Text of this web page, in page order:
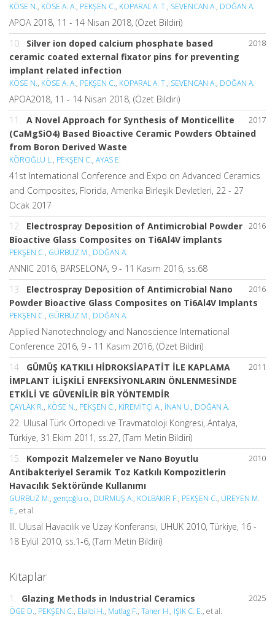
KÖSE N., KÖSE A. A., PEKŞEN C., KOPARAL A. T., SEVENCAN A., DOĞAN A.
APOA 2018, 11 - 14 Nisan 2018, (Özet Bildiri)
2018
10. Silver ion doped calcium phosphate based
ceramic coated external fixator pins for preventing
implant related infection
KÖSE N., KÖSE A. A., PEKŞEN C., KOPARAL A. T., SEVENCAN A., DOĞAN A.
APOA2018, 11 - 14 Nisan 2018, (Özet Bildiri)
2017
11. A Novel Approach for Synthesis of Monticellite
(CaMgSiO4) Based Bioactive Ceramic Powders Obtained
from Boron Derived Waste
KÖROĞLU L., PEKŞEN C., AYAS E.
41st International Conference and Expo on Advanced Ceramics
and Composites, Florida, Amerika Birleşik Devletleri, 22 - 27
Ocak 2017
2016
12. Electrospray Deposition of Antimicrobial Powder
Bioactive Glass Composites on Ti6Al4V implants
PEKŞEN C., GÜRBÜZ M., DOĞAN A.
ANNIC 2016, BARSELONA, 9 - 11 Kasım 2016, ss.68
2016
13. Electrospray Deposition of Antimicrobial Nano
Powder Bioactive Glass Composites on Ti6Al4V Implants
PEKŞEN C., GÜRBÜZ M., DOĞAN A.
Applied Nanotechnology and Nanoscience International
Conference 2016, 9 - 11 Kasım 2016, (Özet Bildiri)
2011
14. GÜMÜŞ KATKILI HİDROKSİAPATİT İLE KAPLAMA
İMPLANT İLİŞKİLİ ENFEKSİYONLARIN ÖNLENMESİNDE
ETKİLİ VE GÜVENİLİR BİR YÖNTEMDİR
ÇAYLAK R., KÖSE N., PEKŞEN C., KİREMİTÇİ A., İNAN U., DOĞAN A.
22. Ulusal Türk Ortopedi ve Travmatoloji Kongresi, Antalya,
Türkiye, 31 Ekim 2011, ss.27, (Tam Metin Bildiri)
2010
15. Kompozit Malzemeler ve Nano Boyutlu
Antibakteriyel Seramik Toz Katkılı Kompozitlerin
Havacılık Sektöründe Kullanımı
GÜRBÜZ M., gençoğlu o., DURMUŞ A., KOLBAKIR F., PEKŞEN C., ÜREYEN M.
E., et al.
III. Ulusal Havacılık ve Uzay Konferansı, UHUK 2010, Türkiye, 16 -
18 Eylül 2010, ss.1-6, (Tam Metin Bildiri)
Kitaplar
2025
1. Glazing Methods in Industrial Ceramics
ÖGE D., PEKŞEN C., Elaibi H., Mutlag F., Taner H., IŞIK C. E., et al.